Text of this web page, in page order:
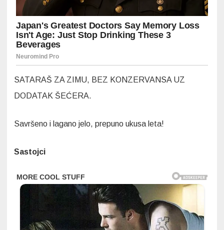
SATARAŠ ZA ZIMU, BEZ KONZERVANSA UZ
DODATAK ŠEĆERA.
Savršeno i lagano jelo, prepuno ukusa leta!
Sastojci